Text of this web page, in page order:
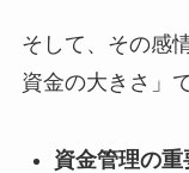
そして、その感
資金の大きさ」で
資金管理の重